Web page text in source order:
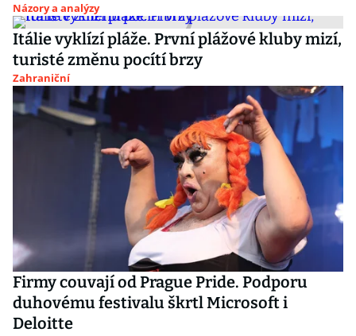
Názory a analýzy
Itálie vyklízí pláže. První plážové kluby mizí,
turisté změnu pocítí brzy
Zahraniční
Firmy couvají od Prague Pride. Podporu
duhovému festivalu škrtl Microsoft i
Deloitte